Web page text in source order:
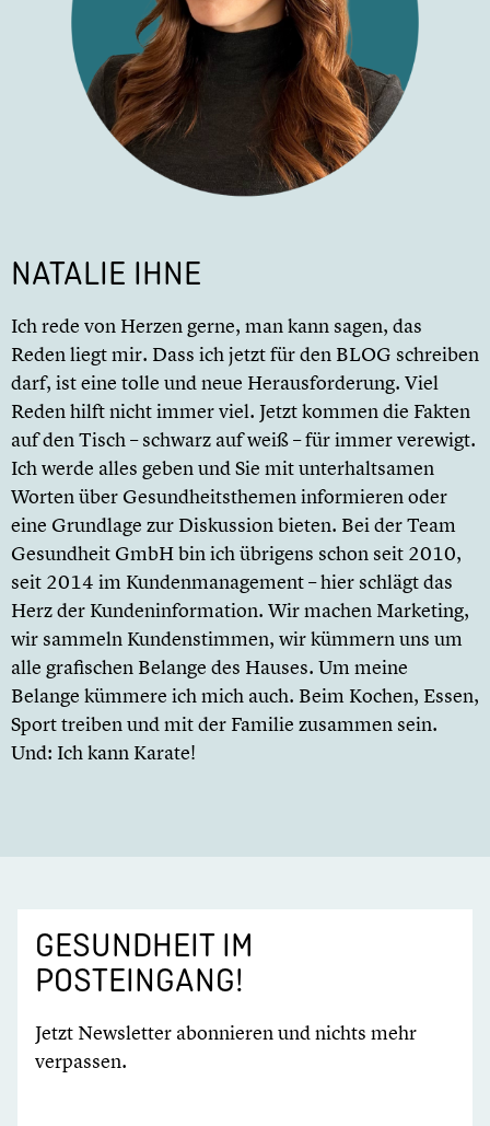
NATALIE IHNE
Ich rede von Herzen gerne, man kann sagen, das
Reden liegt mir. Dass ich jetzt für den BLOG schreiben
darf, ist eine tolle und neue Herausforderung. Viel
Reden hilft nicht immer viel. Jetzt kommen die Fakten
auf den Tisch – schwarz auf weiß – für immer verewigt.
Ich werde alles geben und Sie mit unterhaltsamen
Worten über Gesundheitsthemen informieren oder
eine Grundlage zur Diskussion bieten. Bei der Team
Gesundheit GmbH bin ich übrigens schon seit 2010,
seit 2014 im Kundenmanagement – hier schlägt das
Herz der Kundeninformation. Wir machen Marketing,
wir sammeln Kundenstimmen, wir kümmern uns um
alle grafischen Belange des Hauses. Um meine
Belange kümmere ich mich auch. Beim Kochen, Essen,
Sport treiben und mit der Familie zusammen sein.
Und: Ich kann Karate!
GESUNDHEIT IM
POSTEINGANG!
Jetzt Newsletter abonnieren und nichts mehr
verpassen.